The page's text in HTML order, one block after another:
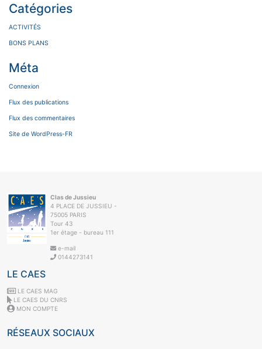
Catégories
ACTIVITÉS
BONS PLANS
Méta
Connexion
Flux des publications
Flux des commentaires
Site de WordPress-FR
Clas de Jussieu
4 PLACE DE JUSSIEU -
75005 PARIS
Tour 43
1er étage - bureau 111
e-mail
0144273141
LE CAES
LE CAES MAG
LE CAES DU CNRS
MON COMPTE
RÉSEAUX SOCIAUX